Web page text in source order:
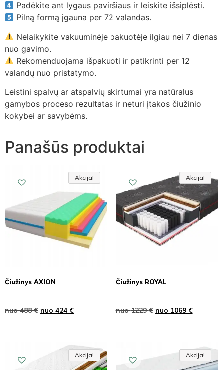
Padėkite ant lygaus paviršiaus ir leiskite išsiplėsti.
Pilną formą įgauna per 72 valandas.
Nelaikykite vakuuminėje pakuotėje ilgiau nei 7 dienas
nuo gavimo.
Rekomenduojama išpakuoti ir patikrinti per 12
valandų nuo pristatymo.
Leistini spalvų ar atspalvių skirtumai yra natūralus
gamybos proceso rezultatas ir neturi įtakos čiužinio
kokybei ar savybėms.
Panašūs produktai
Akcija!
Akcija
Akcija!
Čiužinys AXION
nuo488€ nuo 424 €
Akcija!
Akcija
Akcija!
Čiužinys ROYAL
nuo1229€ nuo 1069 €
Akcija!
Akcija
Akcija! Akcija!
Akcija
Akcija!